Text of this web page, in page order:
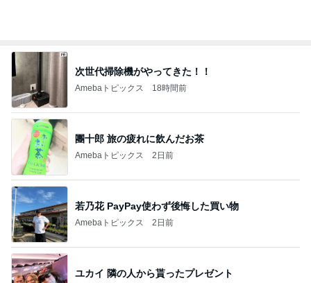
次世代掃除機がやってきた！！
Amebaトピックス 18時間前
團十郎 旅の疲れに飲んだお茶
Amebaトピックス 2日前
若乃花 PayPay使わず後悔した買い物
Amebaトピックス 2日前
ユカイ 隣の人から貰ったプレゼント